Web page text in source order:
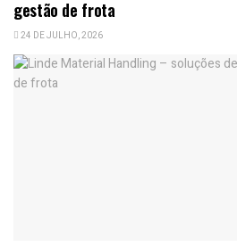
gestão de frota
24 DE JULHO, 2026